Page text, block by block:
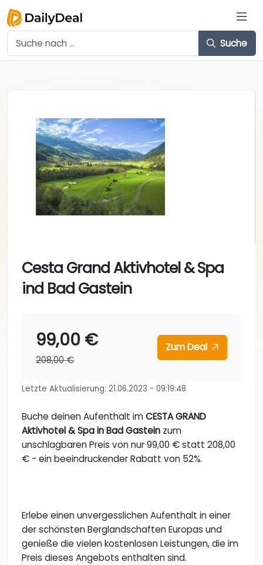
Suche
Cesta Grand Aktivhotel & Spa
ind Bad Gastein
99,00 €
208,00 €
Zum Deal
Letzte Aktualisierung: 21.06.2023 - 09:19:48
Buche deinen Aufenthalt imCESTA GRAND
Aktivhotel & Spa in Bad Gastein zum
unschlagbaren Preis von nur 99,00 € statt 208,00
€ - ein beeindruckender Rabatt von 52%.
Erlebe einen unvergesslichen Aufenthalt in einer
der schönsten Berglandschaften Europas und
genieße die vielen kostenlosen Leistungen, die im
Preis dieses Angebots enthalten sind.